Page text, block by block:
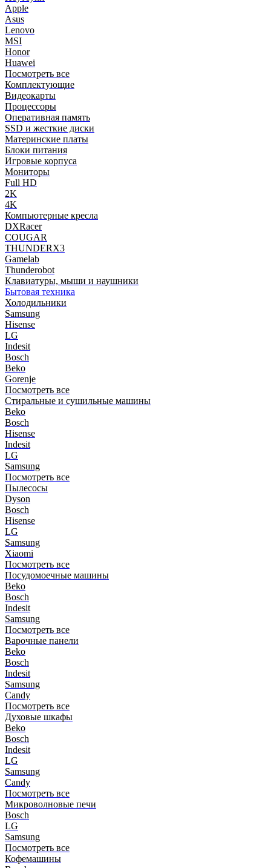
Apple
Asus
Lenovo
MSI
Honor
Huawei
Посмотреть все
Комплектующие
Видеокарты
Процессоры
Оперативная память
SSD и жесткие диски
Материнские платы
Блоки питания
Игровые корпуса
Мониторы
Full HD
2K
4K
Компьютерные кресла
DXRacer
COUGAR
THUNDERX3
Gamelab
Thunderobot
Клавиатуры, мыши и наушники
Бытовая техника
Холодильники
Samsung
Hisense
LG
Indesit
Bosch
Beko
Gorenje
Посмотреть все
Стиральные и сушильные машины
Beko
Bosch
Hisense
Indesit
LG
Samsung
Посмотреть все
Пылесосы
Dyson
Bosch
Hisense
LG
Samsung
Xiaomi
Посмотреть все
Посудомоечные машины
Beko
Bosch
Indesit
Samsung
Посмотреть все
Варочные панели
Beko
Bosch
Indesit
Samsung
Candy
Посмотреть все
Духовые шкафы
Beko
Bosch
Indesit
LG
Samsung
Candy
Посмотреть все
Микроволновые печи
Bosch
LG
Samsung
Посмотреть все
Кофемашины